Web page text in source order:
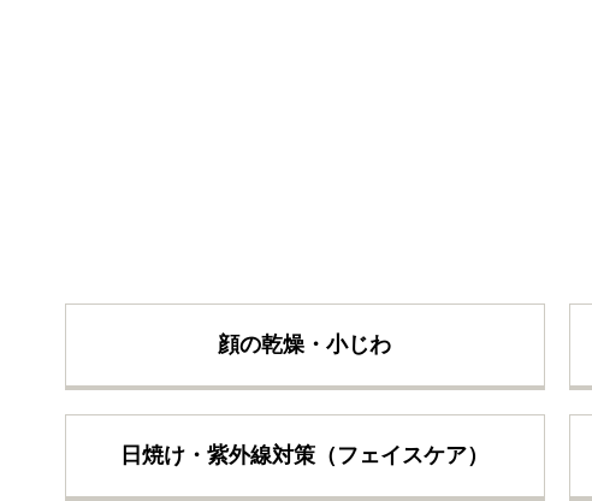
顔の乾燥・小じわ
日焼け・紫外線対策（フェイスケア）